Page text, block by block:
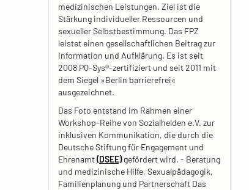
medizinischen Leistungen. Ziel ist die
Stärkung individueller Ressourcen und
sexueller Selbstbestimmung. Das FPZ
leistet einen gesellschaftlichen Beitrag zur
Information und Aufklärung. Es ist seit
2008 PQ-Sys®-zertifiziert und seit 2011 mit
dem Siegel »Berlin barrierefrei«
ausgezeichnet.
Das Foto entstand im Rahmen einer
Workshop-Reihe von Sozialhelden e.V. zur
inklusiven Kommunikation, die durch die
Deutsche Stiftung für Engagement und
Ehrenamt(DSEE)gefördert wird. - Beratung
und medizinische Hilfe, Sexualpädagogik,
Familienplanung und Partnerschaft Das